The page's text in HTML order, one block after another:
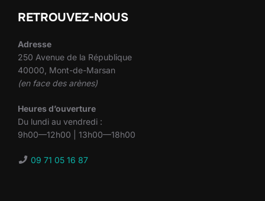
RETROUVEZ-NOUS
Adresse
250 Avenue de la République
40000, Mont-de-Marsan
(en face des arènes)
Heures d’ouverture
Du lundi au vendredi :
9h00—12h00 | 13h00—18h00
09 71 05 16 87